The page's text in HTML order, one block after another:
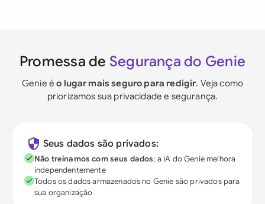
Promessa de Segurança do Genie
Genie éo lugar mais seguro para redigir. Veja como
priorizamos sua privacidade e segurança.
Seus dados são privados:
Não treinamos com seus dados; a IA do Genie melhora
independentemente
Todos os dados armazenados no Genie são privados para
sua organização